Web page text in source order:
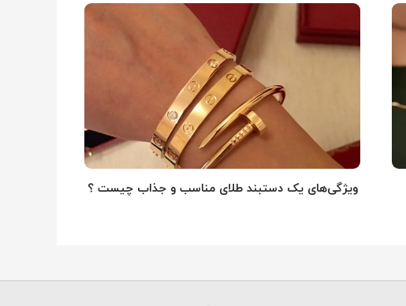
ویژگی‌های یک دستبند طلای مناسب و جذاب چیست ؟